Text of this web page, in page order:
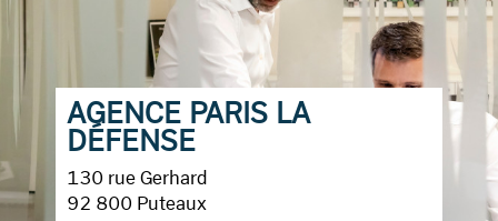
AGENCE PARIS LA
DÉFENSE
130 rue Gerhard
92 800 Puteaux